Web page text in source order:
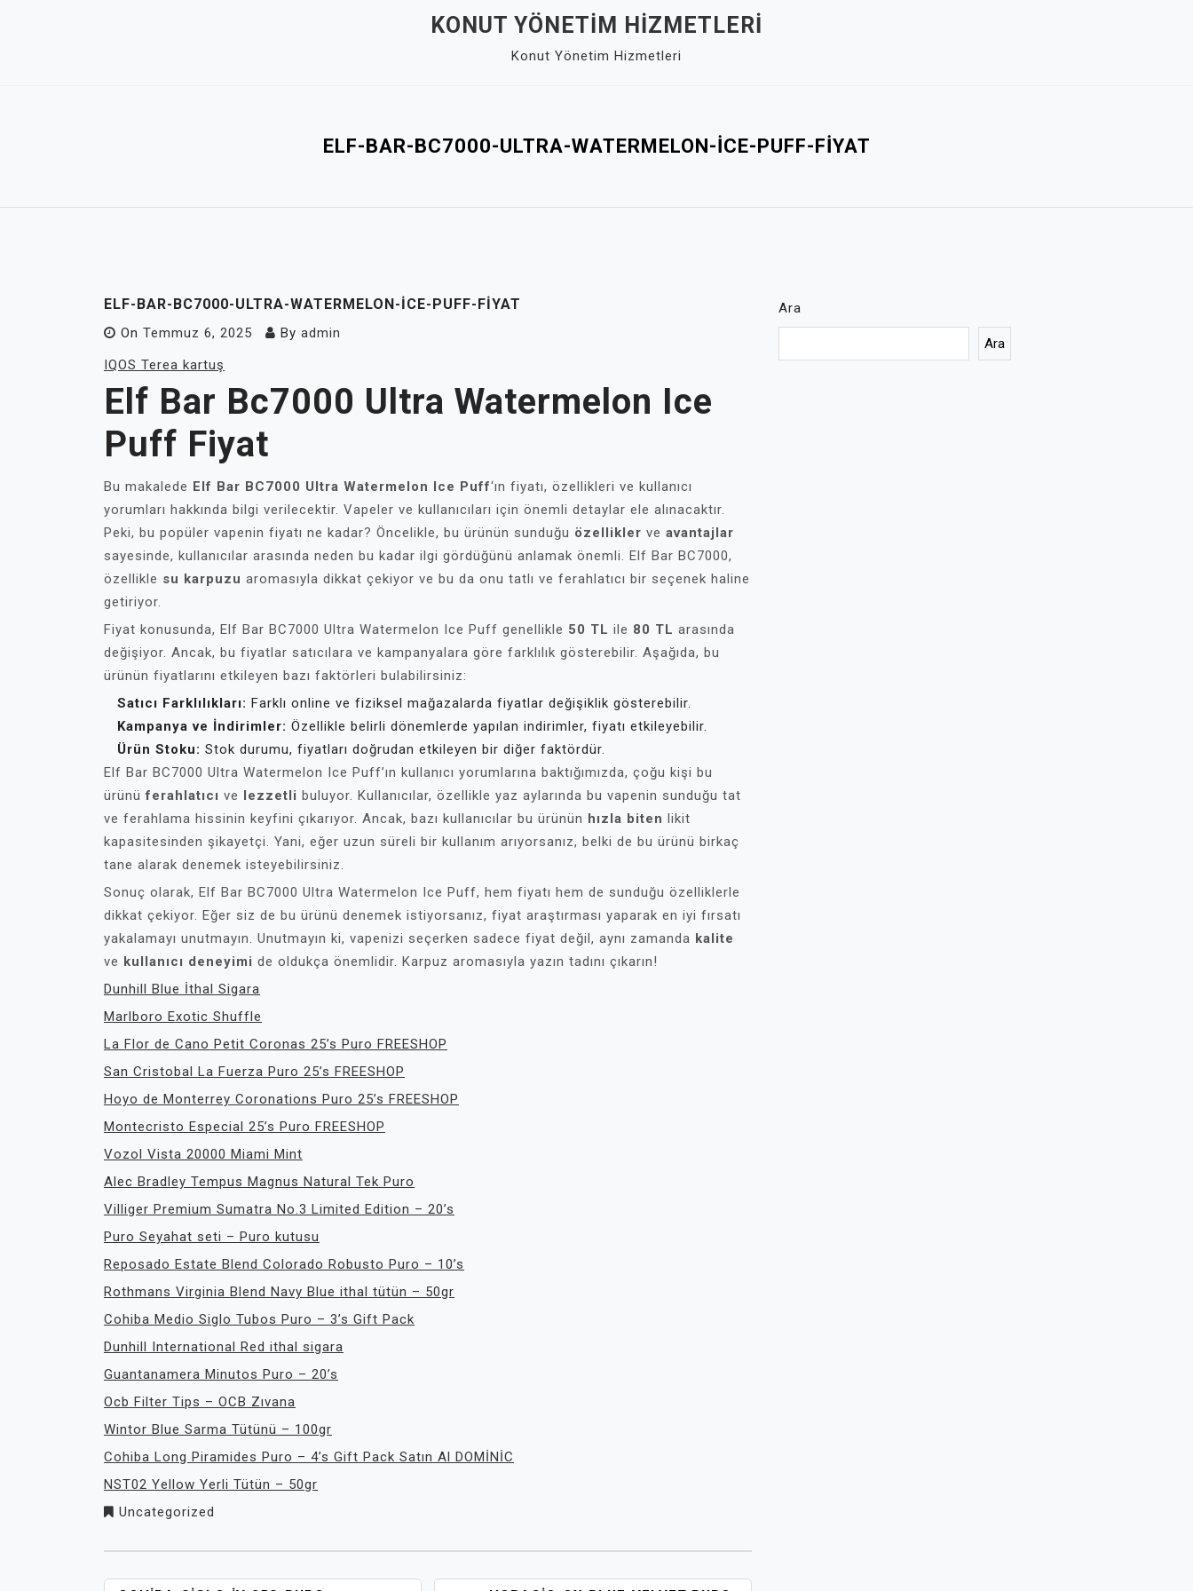
KONUT YÖNETIM HIZMETLERI
Konut Yönetim Hizmetleri
ELF-BAR-BC7000-ULTRA-WATERMELON-ICE-PUFF-FIYAT
ELF-BAR-BC7000-ULTRA-WATERMELON-ICE-PUFF-FIYAT
On Temmuz 6, 2025 By admin
IQOS Terea kartuş
Elf Bar Bc7000 Ultra Watermelon Ice
Puff Fiyat
Bu makalede Elf Bar BC7000 Ultra Watermelon Ice Puff‘ın fiyatı, özellikleri ve kullanıcı
yorumları hakkında bilgi verilecektir. Vapeler ve kullanıcıları için önemli detaylar ele alınacaktır.
Peki, bu popüler vapenin fiyatı ne kadar? Öncelikle, bu ürünün sunduğu özellikler ve avantajlar
sayesinde, kullanıcılar arasında neden bu kadar ilgi gördüğünü anlamak önemli. Elf Bar BC7000,
özellikle su karpuzu aromasıyla dikkat çekiyor ve bu da onu tatlı ve ferahlatıcı bir seçenek haline
getiriyor.
Fiyat konusunda, Elf Bar BC7000 Ultra Watermelon Ice Puff genellikle 50 TL ile 80 TL arasında
değişiyor. Ancak, bu fiyatlar satıcılara ve kampanyalara göre farklılık gösterebilir. Aşağıda, bu
ürünün fiyatlarını etkileyen bazı faktörleri bulabilirsiniz:
Satıcı Farklılıkları: Farklı online ve fiziksel mağazalarda fiyatlar değişiklik gösterebilir.
Kampanya ve İndirimler: Özellikle belirli dönemlerde yapılan indirimler, fiyatı etkileyebilir.
Ürün Stoku: Stok durumu, fiyatları doğrudan etkileyen bir diğer faktördür.
Elf Bar BC7000 Ultra Watermelon Ice Puff’ın kullanıcı yorumlarına baktığımızda, çoğu kişi bu
ürünüferahlatıcı ve lezzetli buluyor. Kullanıcılar, özellikle yaz aylarında bu vapenin sunduğu tat
ve ferahlama hissinin keyfini çıkarıyor. Ancak, bazı kullanıcılar bu ürünün hızla biten likit
kapasitesinden şikayetçi. Yani, eğer uzun süreli bir kullanım arıyorsanız, belki de bu ürünü birkaç
tane alarak denemek isteyebilirsiniz.
Sonuç olarak, Elf Bar BC7000 Ultra Watermelon Ice Puff, hem fiyatı hem de sunduğu özelliklerle
dikkat çekiyor. Eğer siz de bu ürünü denemek istiyorsanız, fiyat araştırması yaparak en iyi fırsatı
yakalamayı unutmayın. Unutmayın ki, vapenizi seçerken sadece fiyat değil, aynı zamanda kalite
ve kullanıcı deneyimi de oldukça önemlidir. Karpuz aromasıyla yazın tadını çıkarın!
Dunhill Blue İthal Sigara
Marlboro Exotic Shuffle
La Flor de Cano Petit Coronas 25’s Puro FREESHOP
San Cristobal La Fuerza Puro 25’s FREESHOP
Hoyo de Monterrey Coronations Puro 25’s FREESHOP
Montecristo Especial 25’s Puro FREESHOP
Vozol Vista 20000 Miami Mint
Alec Bradley Tempus Magnus Natural Tek Puro
Villiger Premium Sumatra No.3 Limited Edition – 20’s
Puro Seyahat seti – Puro kutusu
Reposado Estate Blend Colorado Robusto Puro – 10’s
Rothmans Virginia Blend Navy Blue ithal tütün – 50gr
Cohiba Medio Siglo Tubos Puro – 3’s Gift Pack
Dunhill International Red ithal sigara
Guantanamera Minutos Puro – 20’s
Ocb Filter Tips – OCB Zıvana
Wintor Blue Sarma Tütünü – 100gr
Cohiba Long Piramides Puro – 4’s Gift Pack Satın Al DOMİNİC
NST02 Yellow Yerli Tütün – 50gr
Uncategorized
Ara
Ara